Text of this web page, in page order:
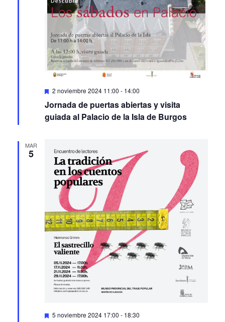
Featured
2 noviembre 2024 11:00 - 14:00
Jornada de puertas abiertas y visita
guiada al Palacio de la Isla de Burgos
MAR
5
Featured
5 noviembre 2024 17:00 - 18:30